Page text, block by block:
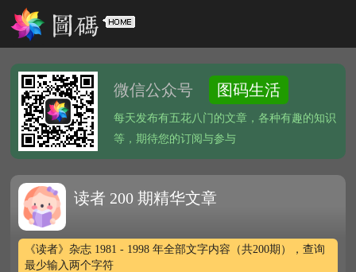
微信公众号 图码生活
每天发布有五花八门的文章，各种有趣的知识
等，期待您的订阅与参与
读者 200 期精华文章
《读者》杂志 1981 - 1998 年全部文字内容（共200期），查询
最少输入两个字符